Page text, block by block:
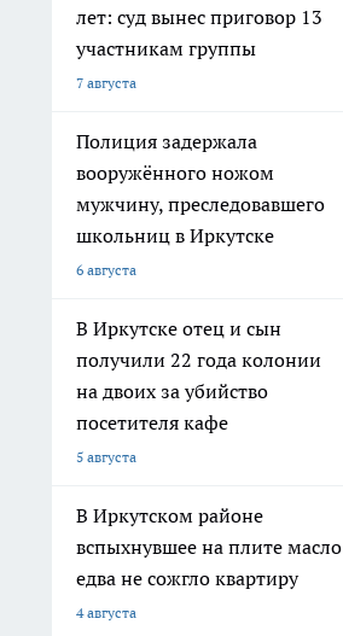
лет: суд вынес приговор 13
участникам группы
7 августа
Полиция задержала
вооружённого ножом
мужчину, преследовавшего
школьниц в Иркутске
6 августа
В Иркутске отец и сын
получили 22 года колонии
на двоих за убийство
посетителя кафе
5 августа
В Иркутском районе
вспыхнувшее на плите масло
едва не сожгло квартиру
4 августа